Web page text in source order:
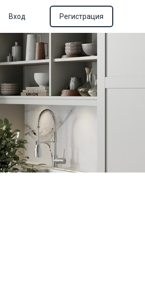
Вход Регистрация